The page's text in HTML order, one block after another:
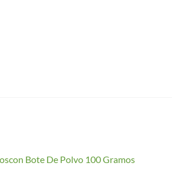
Bote De Polvo 100 Gramos